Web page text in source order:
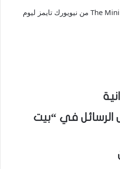
فيما يلي الأدلة والإجابات على The Mini من نيويورك تايمز ليوم
الرسائل في “بيت